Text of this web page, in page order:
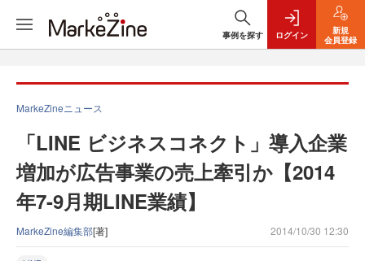
事例を探す ログイン
新規
会員登録
MarkeZineニュース
「LINE ビジネスコネクト」導入企業
増加が広告事業の売上牽引か【2014
年7-9月期LINE業績】
MarkeZine編集部[著] 2014/10/30 12:30